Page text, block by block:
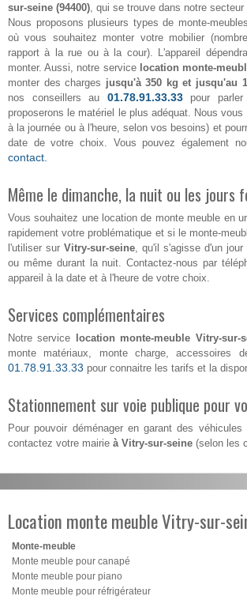
sur-seine (94400), qui se trouve dans notre
Nous proposons plusieurs types de monte-
où vous souhaitez monter votre mobilier
rapport à la rue ou à la cour). L'appareil
monter. Aussi, notre service location monte-
monter des charges jusqu'à 350 kg et jusqu'au
nos conseillers au 01.78.91.33.33pour parler
proposerons le matériel le plus adéquat. Nous
à la journée ou à l'heure, selon vos besoins) et
date de votre choix. Vous pouvez également
contact.
Même le dimanche, la nuit ou les jours
Vous souhaitez une location de monte meuble en
rapidement votre problématique et si le monte-
l'utiliser sur Vitry-sur-seine, qu'il s'agisse d'un
ou même durant la nuit. Contactez-nous par
appareil à la date et à l'heure de votre choix.
Services complémentaires
Notre service location monte-meuble Vitry-sur-
monte matériaux, monte charge, accessoires
01.78.91.33.33 pour connaitre les tarifs et la
Stationnement sur voie publique pour
Pour pouvoir déménager en garant des
contactez votre mairie à Vitry-sur-seine (selon les
Location monte meuble Vitry-sur-
Monte-meuble
Monte meuble pour canapé
Monte meuble pour piano
Monte meuble pour réfrigérateur